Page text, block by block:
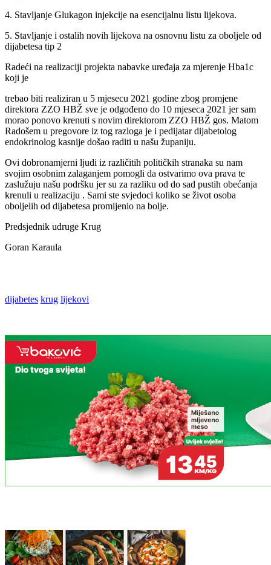
4. Stavljanje Glukagon injekcije na esencijalnu listu lijekova.
5. Stavljanje i ostalih novih lijekova na osnovnu listu za oboljele od
dijabetesa tip 2
Radeći na realizaciji projekta nabavke uređaja za mjerenje Hba1c
koji je
trebao biti realiziran u 5 mjesecu 2021 godine zbog promjene
direktora ZZO HBŽ sve je odgođeno do 10 mjeseca 2021 jer sam
morao ponovo krenuti s novim direktorom ZZO HBŽ gos. Matom
Radošem u pregovore iz tog razloga je i pedijatar dijabetolog
endokrinolog kasnije došao raditi u našu županiju.
Ovi dobronamjerni ljudi iz različitih političkih stranaka su nam
svojim osobnim zalaganjem pomogli da ostvarimo ova prava te
zaslužuju našu podršku jer su za razliku od do sad pustih obećanja
krenuli u realizaciju . Sami ste svjedoci koliko se život osoba
oboljelih od dijabetesa promijenio na bolje.
Predsjednik udruge Krug
Goran Karaula
dijabetes krug lijekovi